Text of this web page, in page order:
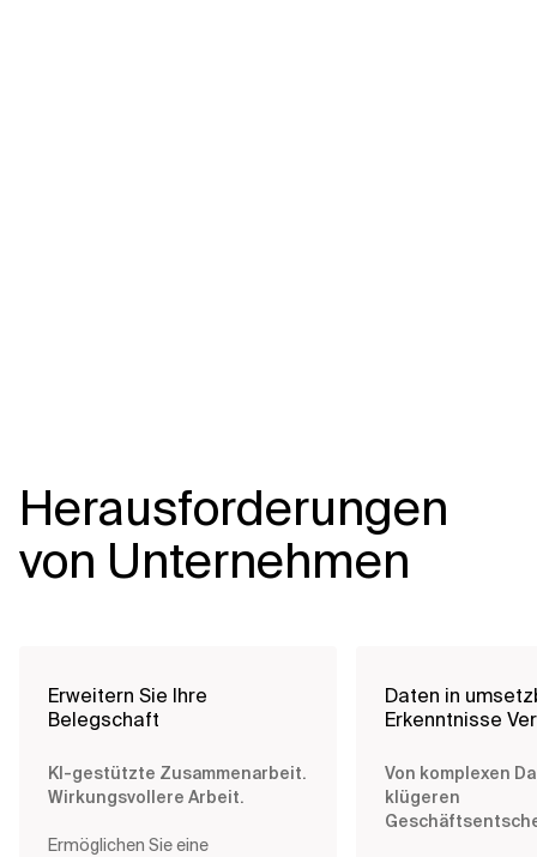
Herausforderungen
von Unternehmen
Erweitern Sie Ihre
Belegschaft
KI-gestützte Zusammenarbeit.
Wirkungsvollere Arbeit.
Ermöglichen Sie eine
Daten in
Erkenntnisse
Von komplexen
klügeren